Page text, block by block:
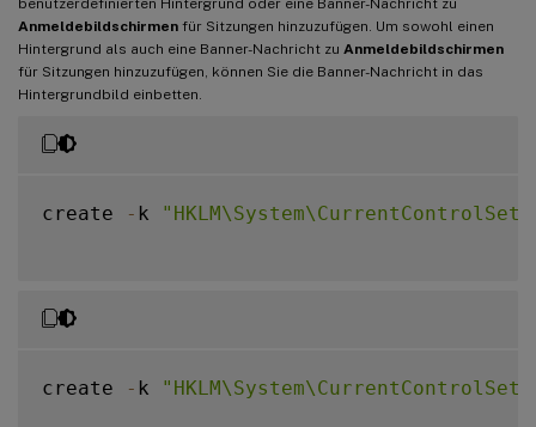
Anmeldebildschirmen für Sitzungen hinzuzufügen. Um sowohl einen
Hintergrund als auch eine Banner-Nachricht zu Anmeldebildschirmen
für Sitzungen hinzuzufügen, können Sie die Banner-Nachricht in das
Hintergrundbild einbetten.
create - k
create - k